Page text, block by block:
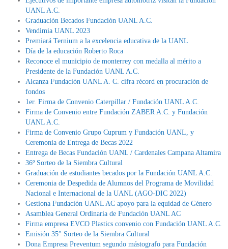
UANL A.C.
Graduación Becados Fundación UANL A.C.
Vendimia UANL 2023
Premiará Ternium a la excelencia educativa de la UANL
Día de la educación Roberto Roca
Reconoce el municipio de monterrey con medalla al mérito a
Presidente de la Fundación UANL A.C.
Alcanza Fundación UANL A. C. cifra récord en procuración de
fondos
1er. Firma de Convenio Caterpillar / Fundación UANL A.C.
Firma de Convenio entre Fundación ZABER A.C. y Fundación
UANL A.C.
Firma de Convenio Grupo Cuprum y Fundación UANL, y
Ceremonia de Entrega de Becas 2022
Entrega de Becas Fundación UANL / Cardenales Campana Altamira
36º Sorteo de la Siembra Cultural
Graduación de estudiantes becados por la Fundación UANL A.C.
Ceremonia de Despedida de Alumnos del Programa de Movilidad
Nacional e Internacional de la UANL (AGO-DIC 2022)
Gestiona Fundación UANL AC apoyo para la equidad de Género
Asamblea General Ordinaria de Fundación UANL AC
Firma empresa EVCO Plastics convenio con Fundación UANL A.C.
Emisión 35° Sorteo de la Siembra Cultural
Dona Empresa Preventum segundo mástografo para Fundación